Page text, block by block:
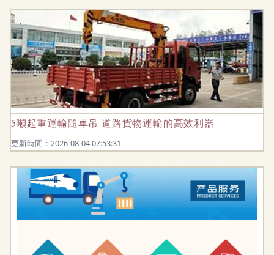
5噸起重運輸隨車吊 道路貨物運輸的高效利器
更新時間：2026-08-04 07:53:31